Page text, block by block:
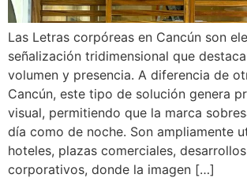
Las Letras corpóreas en Cancún son
señalización tridimensional que
volumen y presencia. A diferencia de
Cancún, este tipo de solución genera
visual, permitiendo que la marca
día como de noche. Son ampliamente
hoteles, plazas comerciales,
corporativos, donde la imagen […]